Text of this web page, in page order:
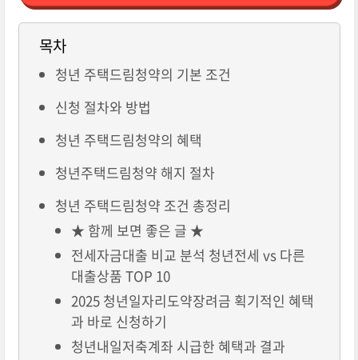
목차
청년 주택드림청약의 기본 조건
신청 절차와 방법
청년 주택드림청약의 혜택
청년주택드림청약 해지 절차
청년 주택드림청약 조건 총정리
★ 함께 보면 좋은 글 ★
전세자금대출 비교 분석 청년전세 vs 다른
대출상품 TOP 10
2025 청년일자리도약장려금 획기적인 혜택
과 바로 신청하기
청년내일저축계좌 시급한 혜택과 결과